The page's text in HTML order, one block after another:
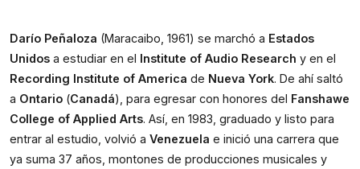
Darío Peñaloza (Maracaibo, 1961) se marchó a Estados
Unidos a estudiar en el Institute of Audio Research
Recording Institute of America de Nueva York. De ahí saltó
a Ontario (Canadá), para egresar con honores del Fanshawe
College of Applied Arts. Así, en 1983, graduado y listo para
entrar al estudio, volvió a Venezuela e inició una carrera que
ya suma 37 años, montones de producciones musicales y